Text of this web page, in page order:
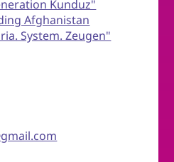
Kunduz"
Afghanistan
System. Zeugen"